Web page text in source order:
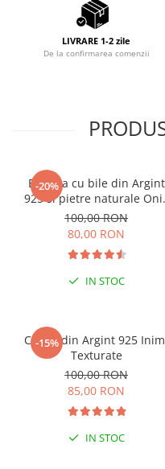
LIVRARE 1-2 zile
De la confirmarea comenzii
-20%
Bratara cu bile din Argint
925 si pietre naturale
mat
100,00 RON
80,00 RON
IN STOC
-15%
Cercei din Argint 925
Texturate
100,00 RON
85,00 RON
IN STOC